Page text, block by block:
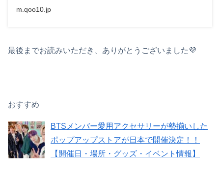
m.qoo10.jp
最後までお読みいただき、ありがとうございました💜
おすすめ
BTSメンバー愛用アクセサリーが勢揃いした
ポップアップストアが日本で開催決定！！
【開催日・場所・グッズ・イベント情報】